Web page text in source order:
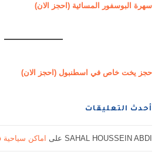
سهرة البوسفور المسائية (احجز الان)
حجز يخت خاص في اسطنبول (احجز الان)
أحدث التعليقات
SAHAL HOUSSEIN ABDI على اماكن